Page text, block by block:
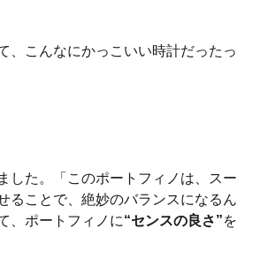
、こんなにかっこいい時計だったっ
した。「このポートフィノは、スー
ることで、絶妙のバランスになるん
、ポートフィノに“センスの良さ”を